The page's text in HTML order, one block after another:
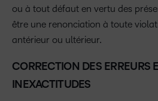
ou à tout défaut en vertu des
être une renonciation à toute
antérieur ou ultérieur.
CORRECTION DES ERREURS
INEXACTITUDES